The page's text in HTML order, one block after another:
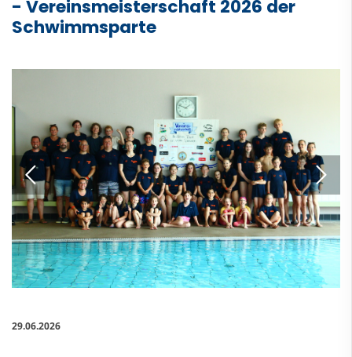
- Vereinsmeisterschaft 2026 der
Schwimmsparte
29.06.2026